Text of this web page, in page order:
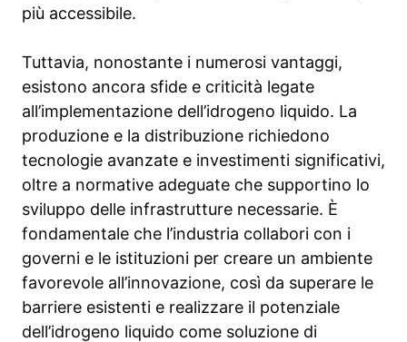
più accessibile.
Tuttavia, nonostante i numerosi vantaggi,
esistono ancora sfide e criticità legate
all’implementazione dell’idrogeno liquido. La
produzione e la distribuzione richiedono
tecnologie avanzate e investimenti significativi,
oltre a normative adeguate che supportino lo
sviluppo delle infrastrutture necessarie. È
fondamentale che l’industria collabori con i
governi e le istituzioni per creare un ambiente
favorevole all’innovazione, così da superare le
barriere esistenti e realizzare il potenziale
dell’idrogeno liquido come soluzione di